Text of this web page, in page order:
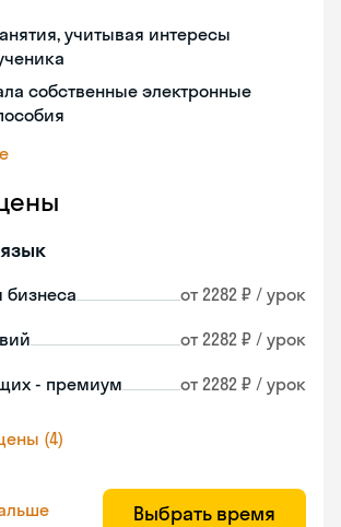
учитывая интересы
собственные электронные
бизнеса от 2282 ₽ / урок
от 2282 ₽ / урок
- премиум от 2282 ₽ / урок
(4)
Выбрать время